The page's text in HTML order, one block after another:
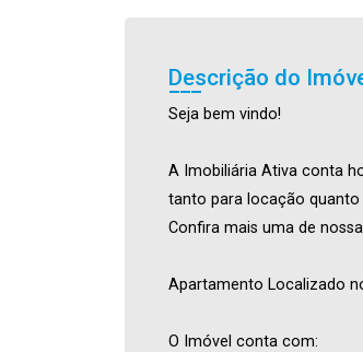
Descrição do
Seja bem vindo!
A Imobiliária Ativa conta
tanto para locação quanto
Confira mais uma de
Apartamento Localizado
O Imóvel conta com: